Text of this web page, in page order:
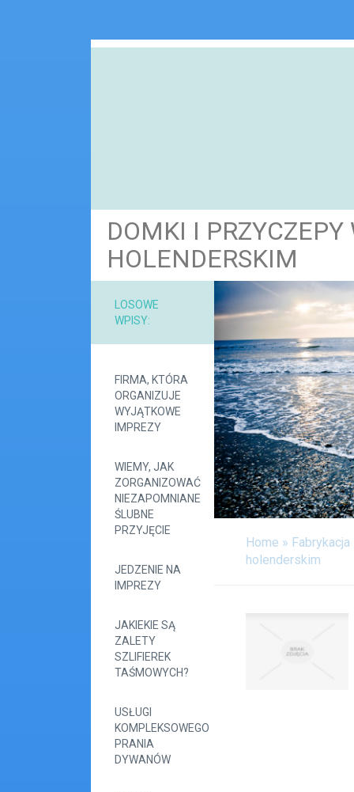
DOMKI I PRZYCZEPY
HOLENDERSKIM
LOSOWE
WPISY:
FIRMA, KTÓRA
ORGANIZUJE
WYJĄTKOWE
IMPREZY
WIEMY, JAK
ZORGANIZOWAĆ
NIEZAPOMNIANE
ŚLUBNE
PRZYJĘCIE
JEDZENIE NA
IMPREZY
JAKIEKIE SĄ
ZALETY
SZLIFIEREK
TAŚMOWYCH?
USŁUGI
KOMPLEKSOWEGO
PRANIA
DYWANÓW
Home » Fabrykacja
holenderskim